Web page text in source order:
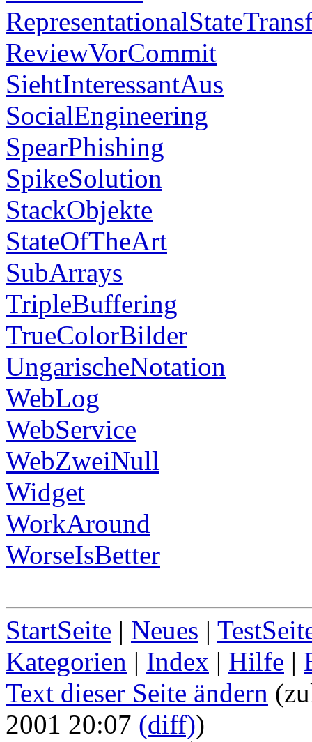
ReviewVorCommit
SiehtInteressantAus
SocialEngineering
SpearPhishing
SpikeSolution
StackObjekte
StateOfTheArt
SubArrays
TripleBuffering
TrueColorBilder
UngarischeNotation
WebLog
WebService
WebZweiNull
Widget
WorkAround
WorseIsBetter
StartSeite | Neues |
Kategorien | Index | Hilfe |
Text dieser Seite ändern
2001 20:07 (diff))